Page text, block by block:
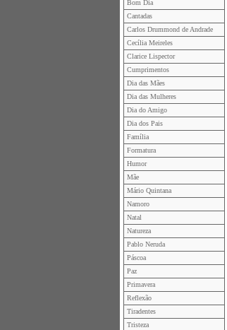
Bom Dia
Cantadas
Carlos Drummond de Andrade
Cecília Meireles
Clarice Lispector
Cumprimentos
Dia das Mães
Dia das Mulheres
Dia do Amigo
Dia dos Pais
Família
Formatura
Humor
Mãe
Mário Quintana
Namoro
Natal
Natureza
Pablo Neruda
Páscoa
Paz
Primavera
Reflexão
Tiradentes
Tristeza